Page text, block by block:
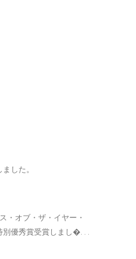
した。
・オブ・ザ・イヤー・
別優秀賞受賞しまし�. . .